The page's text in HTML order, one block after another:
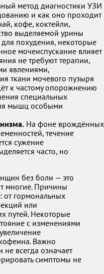
метод диагностики УЗИ
и как оно проходит
кофе, коктейли,
выделяемой урины
похудения, некоторые
мочеиспускание влияет
не требуют терапии,
явлениями,
ткани мочевого пузыря
к частому опорожнению
специальных
мышц особыми
На фоне врождённых
течение
сужение
часто, но
без боли — это
многие. Причины
от гормональных
или
путей. Некоторые
с изменениями
Важно
не всегда означает
симптомы не